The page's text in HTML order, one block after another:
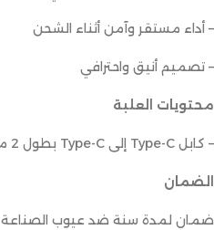
– أداء مستقر وآمن أثناء الشحن
– تصميم أنيق واحترافي
محتويات العلبة
– كابل Type-C إلى Type-C بطول 2 متر
الضمان
ضمان لمدة سنة ضد عيوب الصناعة